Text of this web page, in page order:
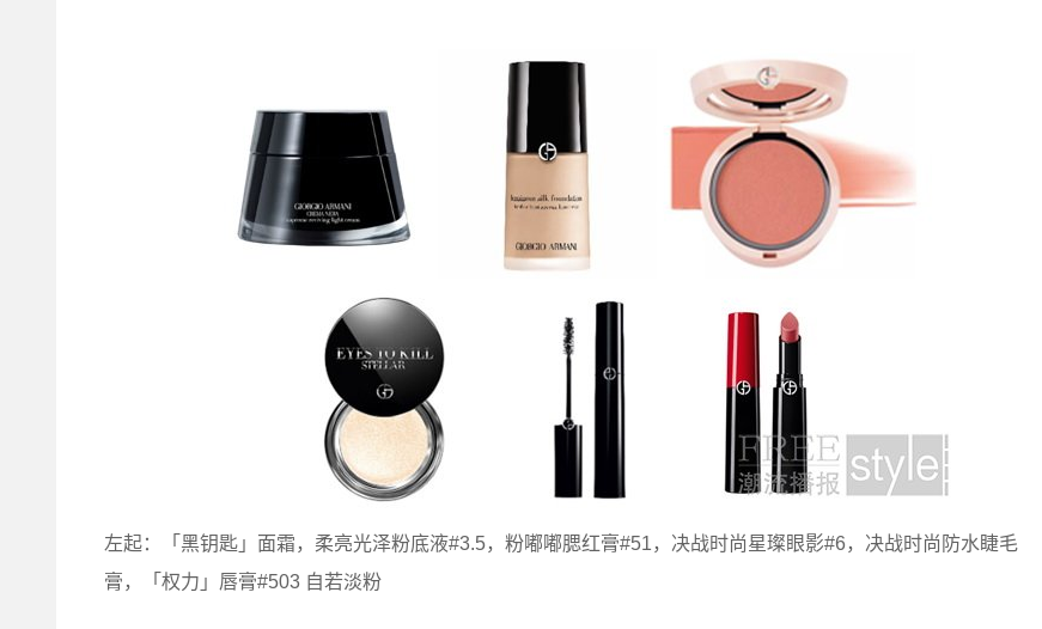
左起：「黑钥匙」面霜，柔亮光泽粉底液#3.5，粉嘟嘟腮红膏#51，决战时尚星璨眼影#6，决战时尚防水睫毛
膏，「权力」唇膏#503 自若淡粉